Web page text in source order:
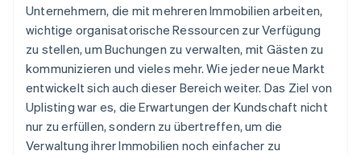
Unternehmern, die mit mehreren Immobilien arbeiten,
wichtige organisatorische Ressourcen zur Verfügung
zu stellen, um Buchungen zu verwalten, mit Gästen zu
kommunizieren und vieles mehr. Wie jeder neue Markt
entwickelt sich auch dieser Bereich weiter. Das Ziel von
Uplisting war es, die Erwartungen der Kundschaft nicht
nur zu erfüllen, sondern zu übertreffen, um die
Verwaltung ihrer Immobilien noch einfacher zu